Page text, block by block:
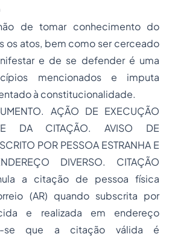
de tomar conhecimento do
os atos, bem como ser cerceado
e de se defender é uma
mencionados e imputa
à constitucionalidade.
AÇÃO DE EXECUÇÃO
DA CITAÇÃO. AVISO DE
POR PESSOA ESTRANHA E
DIVERSO. CITAÇÃO
nula a citação de pessoa física
(AR) quando subscrita por
e realizada em endereço
se que a citação válida é